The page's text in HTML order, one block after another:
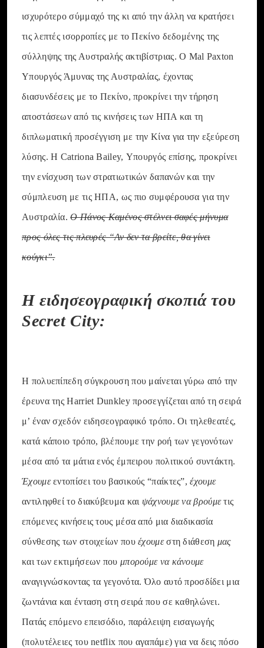
ισχυρότερο σύμμαχό της κι από την άλλη να κρατήσει
τις λεπτές ισορροπίες με το Πεκίνο δεδομένης της
σύλληψης της Αυστραλής ακτιβίστριας. Ο Mal Paxton
Υπουργός Άμυνας της Αυστραλίας, έχοντας
διασυνδέσεις με το Πεκίνο, προκρίνει την τήρηση
αποστάσεων από τις κινήσεις των ΗΠΑ και τη
διπλωματική προσέγγιση με την Κίνα για την εξεύρεση
λύσης. Η Catriona Bailey, Υπουργός επίσης, προκρίνει
την ενίσχυση των στρατιωτικών δαπανών και την
σύμπλευση με τις ΗΠΑ, ως πιο συμφέρουσα για την
Αυστραλία.Ο Πάνος Καμένος στέλνει σαφές μήνυμα
προς όλες τις πλευρές “Αν δεν τα βρείτε, θα γίνει
κούγκι”.
Η ειδησεογραφική σκοπιά του
Secret City:
Η πολυεπίπεδη σύγκρουση που μαίνεται γύρω από την
έρευνα της Harriet Dunkley προσεγγίζεται από τη σειρά
μ’ έναν σχεδόν ειδησεογραφικό τρόπο. Οι τηλεθεατές,
κατά κάποιο τρόπο, βλέπουμε την ροή των γεγονότων
μέσα από τα μάτια ενός έμπειρου πολιτικού συντάκτη.
Έχουμεεντοπίσει του βασικούς “παίκτες”,έχουμε
αντιληφθεί το διακύβευμα και ψάχνουμε να βρούμετις
επόμενες κινήσεις τους μέσα από μια διαδικασία
σύνθεσης των στοιχείων πουέχουμεστη διάθεση μας
και των εκτιμήσεων που μπορούμε να κάνουμε
αναγιγνώσκοντας τα γεγονότα. Όλο αυτό προσδίδει μια
ζωντάνια και ένταση στη σειρά που σε καθηλώνει.
Πατάς επόμενο επεισόδιο, παράλειψη εισαγωγής
(πολυτέλειες του netflix που αγαπάμε) για να δεις πόσο